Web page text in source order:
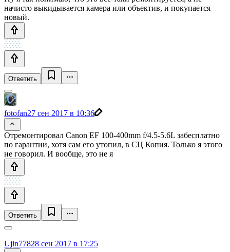
начисто выкидывается камера или объектив, и покупается
новый.
Ответить
fotofan27 сен 2017 в 10:36
Отремонтировал Canon EF 100-400mm f/4.5-5.6L забесплатно
по гарантии, хотя сам его утопил, в СЦ Копия. Только я этого
не говорил. И вообще, это не я
Ответить
Ujin77828 сен 2017 в 17:25